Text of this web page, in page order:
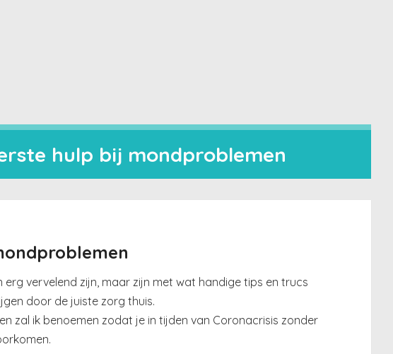
hulp bij mondproblemen
erg vervelend zijn, maar zijn met wat handige tips en trucs
door de juiste zorg thuis.
zal ik benoemen zodat je in tijden van Coronacrisis zonder